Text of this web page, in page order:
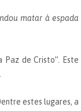
matar à espada
de Cristo”. Este
estes lugares, a